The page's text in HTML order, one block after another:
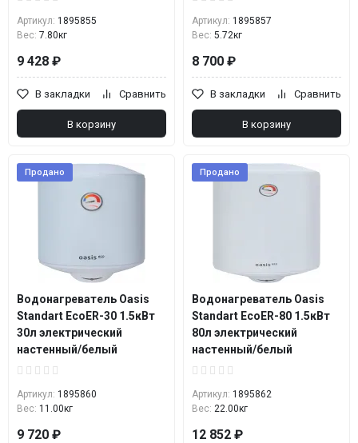
Артикул: 1895855
Вес: 7.80кг
9 428 ₽
В закладки Сравнить
В корзину
Артикул: 1895857
Вес: 5.72кг
8 700 ₽
В закладки Сравнить
В корзину
Продано
Водонагреватель Oasis
Standart EcoER-30 1.5кВт
30л электрический
настенный/белый
Артикул: 1895860
Вес: 11.00кг
9 720 ₽
Продано
Водонагреватель Oasis
Standart EcoER-80 1.5кВт
80л электрический
настенный/белый
Артикул: 1895862
Вес: 22.00кг
12 852 ₽